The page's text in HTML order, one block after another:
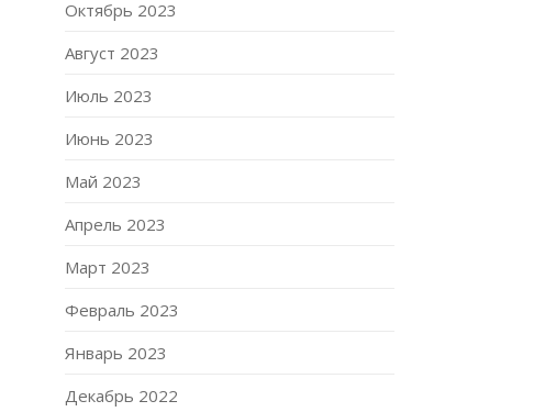
Октябрь 2023
Август 2023
Июль 2023
Июнь 2023
Май 2023
Апрель 2023
Март 2023
Февраль 2023
Январь 2023
Декабрь 2022